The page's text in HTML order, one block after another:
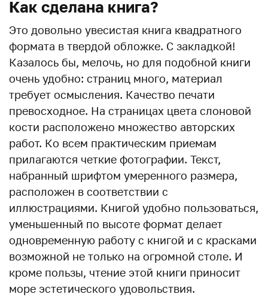
Как сделана книга?
Это довольно увесистая книга квадратного
формата в твердой обложке. С закладкой!
Казалось бы, мелочь, но для подобной книги
очень удобно: страниц много, материал
требует осмысления. Качество печати
превосходное. На страницах цвета слоновой
кости расположено множество авторских
работ. Ко всем практическим приемам
прилагаются четкие фотографии. Текст,
набранный шрифтом умеренного размера,
расположен в соответствии с
иллюстрациями. Книгой удобно пользоваться,
уменьшенный по высоте формат делает
одновременную работу с книгой и с красками
возможной не только на огромной столе. И
кроме пользы, чтение этой книги приносит
море эстетического удовольствия.